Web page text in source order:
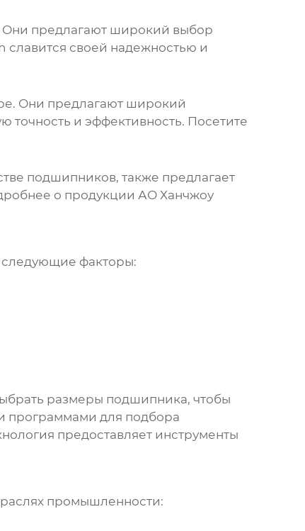
Они предлагают широкий выбор
славится своей надежностью и
Они предлагают широкий
точность и эффективность. Посетите
подшипников, также предлагает
о продукции АО Ханчжоу
факторы:
размеры подшипника, чтобы
программами для подбора
предоставляет инструменты
промышленности: